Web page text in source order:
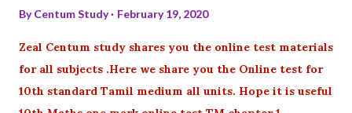
ByCentum Study February 19, 2020
Zeal Centum study shares you the online test materials
for all subjects .Here we share you the Online test for
10th standard Tamil medium all units. Hope it is useful